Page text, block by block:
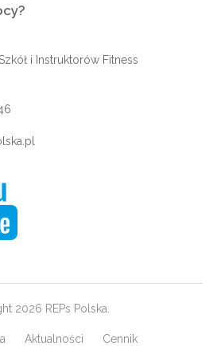
i Instruktorów Fitness
2026 REPs Polska.
Aktualności
Cennik